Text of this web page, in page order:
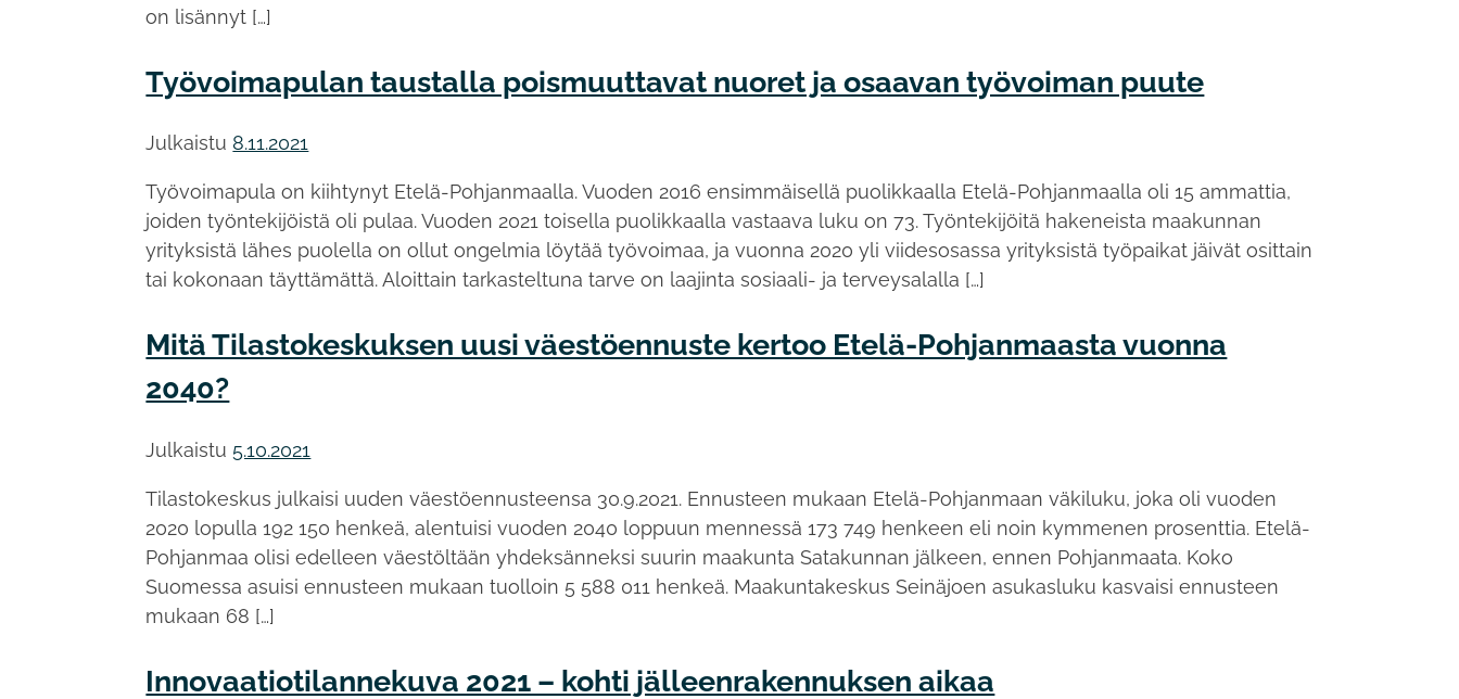
on lisännyt […]
Työvoimapulan taustalla poismuuttavat nuoret ja osaavan työvoiman puute
Julkaistu 8.11.2021
Työvoimapula on kiihtynyt Etelä-Pohjanmaalla. Vuoden 2016 ensimmäisellä puolikkaalla Etelä-Pohjanmaalla oli 15 ammattia,
joiden työntekijöistä oli pulaa. Vuoden 2021 toisella puolikkaalla vastaava luku on 73. Työntekijöitä hakeneista maakunnan
yrityksistä lähes puolella on ollut ongelmia löytää työvoimaa, ja vuonna 2020 yli viidesosassa yrityksistä työpaikat jäivät osittain
tai kokonaan täyttämättä. Aloittain tarkasteltuna tarve on laajinta sosiaali- ja terveysalalla […]
Mitä Tilastokeskuksen uusi väestöennuste kertoo Etelä-Pohjanmaasta vuonna
2040?
Julkaistu 5.10.2021
Tilastokeskus julkaisi uuden väestöennusteensa 30.9.2021. Ennusteen mukaan Etelä-Pohjanmaan väkiluku, joka oli vuoden
2020 lopulla 192 150 henkeä, alentuisi vuoden 2040 loppuun mennessä 173 749 henkeen eli noin kymmenen prosenttia. Etelä-
Pohjanmaa olisi edelleen väestöltään yhdeksänneksi suurin maakunta Satakunnan jälkeen, ennen Pohjanmaata. Koko
Suomessa asuisi ennusteen mukaan tuolloin 5 588 011 henkeä. Maakuntakeskus Seinäjoen asukasluku kasvaisi ennusteen
mukaan 68 […]
Innovaatiotilannekuva 2021 – kohti jälleenrakennuksen aikaa